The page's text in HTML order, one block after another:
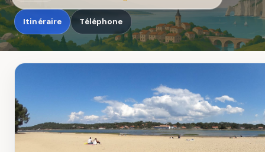
Ouvrir dans Kraaby
4,8 / 5
Itinéraire Téléphone